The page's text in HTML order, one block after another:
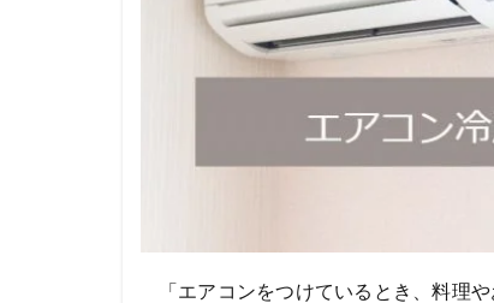
「エアコンをつけているとき、料理